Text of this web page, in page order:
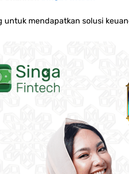
untuk mendapatkan solusi